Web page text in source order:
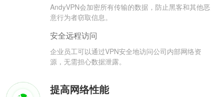
AndyVPN会加密所有传输的数据，防止黑客和其他恶
意行为者窃取信息。
安全远程访问
企业员工可以通过VPN安全地访问公司内部网络资
源，无需担心数据泄露。
提高网络性能